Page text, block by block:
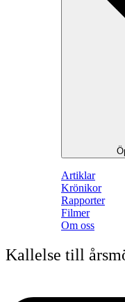
Artiklar
Krönikor
Rapporter
Filmer
Om oss
Kallelse till